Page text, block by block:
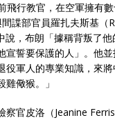
飛行教官，在空軍擁有
諜部官員羅扎夫斯基（
說，布朗「據稱背叛了
宣誓要保護的人」。他
役軍人的專業知識，來
儆猴。」
察官皮洛（Jeanine